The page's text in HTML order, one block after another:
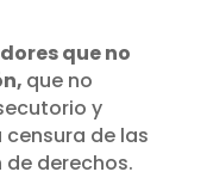
que no
que no
y
de las
derechos.